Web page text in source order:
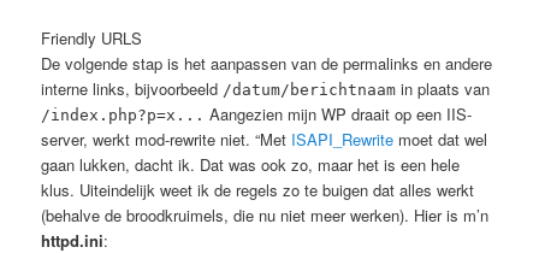
Friendly URLS
De volgende stap is het aanpassen van de permalinks en andere
interne links, bijvoorbeeld /datum/berichtnaam in plaats van
/index.php?p=x... Aangezien mijn WP draait op een IIS-
server, werkt mod-rewrite niet. “Met ISAPI_Rewrite moet dat wel
gaan lukken, dacht ik. Dat was ook zo, maar het is een hele
klus. Uiteindelijk weet ik de regels zo te buigen dat alles werkt
(behalve de broodkruimels, die nu niet meer werken). Hier is m’n
httpd.ini: